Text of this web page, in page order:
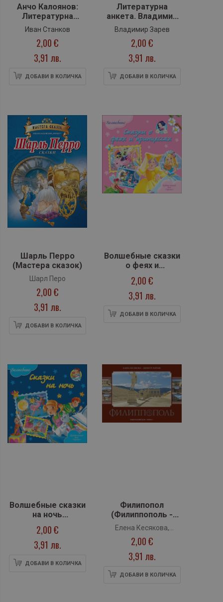
Анчо Калоянов:
Литературна
анкета
Иван Станков
2,00 €
3,91 лв.
ДОБАВИ В КОЛИЧКА
Литературна
анкета. Владимир
Зарев
Владимир Зарев
2,00 €
3,91 лв.
ДОБАВИ В КОЛИЧКА
Шарль Перро
(Мастера сказок)
Шарл Перо
2,00 €
3,91 лв.
ДОБАВИ В КОЛИЧКА
Волшебные сказки
о феях и
принцессах
(Волшебные
сказки)
2,00 €
3,91 лв.
ДОБАВИ В КОЛИЧКА
Волшебные сказки
на ночь
(Волшебные
сказки)
2,00 €
3,91 лв.
ДОБАВИ В КОЛИЧКА
Филипопол
(Филиппополь -
луксозен албум на
Елена Кесякова,
Димитър Райчев
2,00 €
3,91 лв.
ДОБАВИ В КОЛИЧКА